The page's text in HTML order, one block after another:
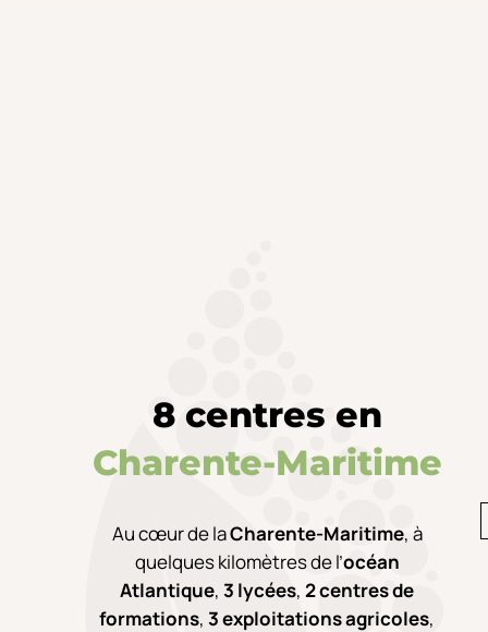
8 centres en
Charente-Maritime
Au cœur de laCharente-Maritime, à
quelques kilomètres de l’océan
Atlantique,3 lycées,2 centres de
formations,3 exploitations agricoles,